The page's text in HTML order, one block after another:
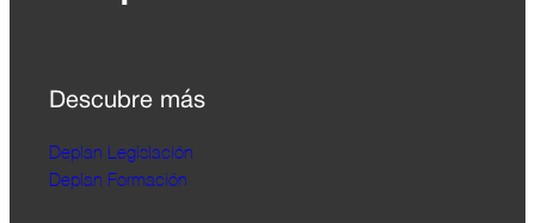
Descubre más
Deplan Legislación
Deplan Formación